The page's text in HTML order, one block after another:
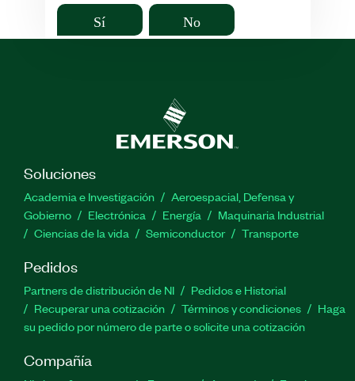
Sí No
Soluciones
Academia e Investigación
Aeroespacial, Defensa y
Gobierno
Electrónica Energía
Maquinaria Industrial
Ciencias de la vida
Semiconductor Transporte
Pedidos
Partners de distribución de NI
Pedidos e Historial
Recuperar una cotización
Términos y condiciones
Haga
su pedido por número de parte o solicite una cotización
Compañía